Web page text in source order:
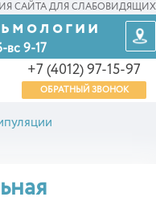
САЙТА ДЛЯ СЛАБОВИДЯЩИХ
вс 9-17
+7 (4012) 97-15-97
ОБРАТНЫЙ ЗВОНОК